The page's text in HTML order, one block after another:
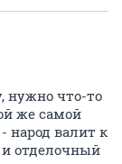
нужно что-то
же самой
народ валит к
отделочный